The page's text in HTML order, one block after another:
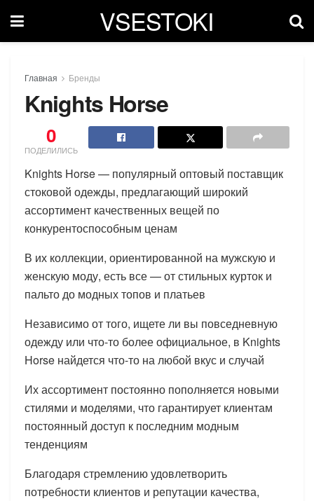
VSESTOKI
Главная Бренды
Knights Horse
0
ПОДЕЛИЛИСЬ
Knights Horse — популярный оптовый поставщик
стоковой одежды, предлагающий широкий
ассортимент качественных вещей по
конкурентоспособным ценам
В их коллекции, ориентированной на мужскую и
женскую моду, есть все — от стильных курток и
пальто до модных топов и платьев
Независимо от того, ищете ли вы повседневную
одежду или что-то более официальное, в Knights
Horse найдется что-то на любой вкус и случай
Их ассортимент постоянно пополняется новыми
стилями и моделями, что гарантирует клиентам
постоянный доступ к последним модным
тенденциям
Благодаря стремлению удовлетворить
потребности клиентов и репутации качества,